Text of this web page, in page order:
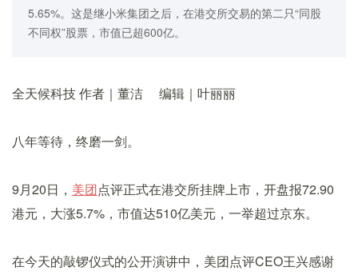
5.65%。这是继小米集团之后，在港交所交易的第二只“同股
不同权”股票，市值已超600亿。
全天候科技 作者｜董洁 编辑｜叶丽丽
八年等待，终磨一剑。
9月20日， 美团点评正式在港交所挂牌上市，开盘报72.90
港元，大涨5.7%，市值达510亿美元，一举超过京东。
在今天的敲锣仪式的公开演讲中，美团点评CEO王兴感谢